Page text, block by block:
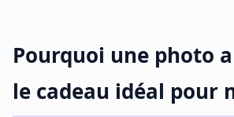
Pourquoi une photo
le cadeau idéal pour